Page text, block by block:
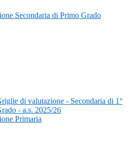
Secondaria di Primo Grado
di valutazione - Secondaria di 1°
- a.s. 2025/26
Primaria